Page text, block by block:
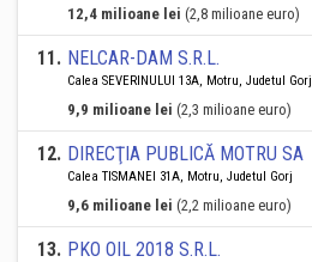
12,4 milioane lei (2,8 milioane euro)
11. NELCAR-DAM S.R.L.
Calea SEVERINULUI 13A, Motru, Judetul Gorj
9,9 milioane lei (2,3 milioane euro)
12. DIRECŢIA PUBLICĂ MOTRU SA
Calea TISMANEI 31A, Motru, Judetul Gorj
9,6 milioane lei (2,2 milioane euro)
13. PKO OIL 2018 S.R.L.